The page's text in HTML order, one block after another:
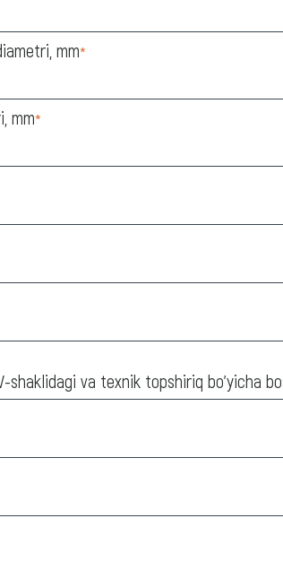
mm*
mm*
shaklidagi va texnik topshiriq bo'yicha